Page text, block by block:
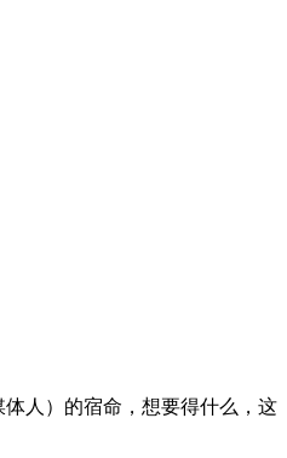
人）的宿命，想要得什么，这